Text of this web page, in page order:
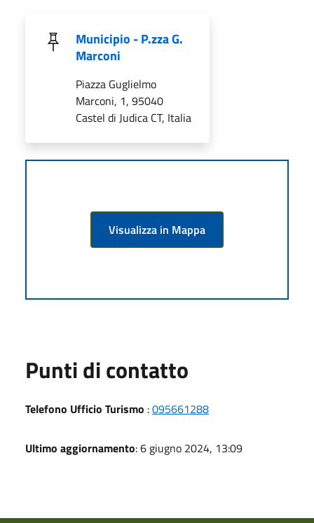
Municipio - P.zza G.
Marconi
Piazza Guglielmo
Marconi, 1, 95040
Castel di Judica CT, Italia
Visualizza in Mappa
Punti di contatto
Telefono Ufficio Turismo :095661288
Ultimo aggiornamento: 6 giugno 2024, 13:09